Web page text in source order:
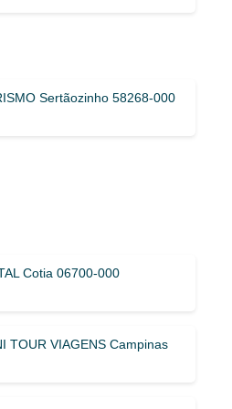
Sertãozinho 58268-000
Cotia 06700-000
TOUR VIAGENS Campinas